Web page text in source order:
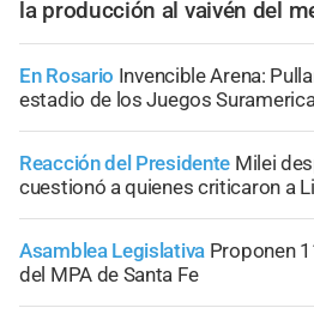
la producción al vaivén del
En Rosario Invencible Arena:
estadio de los Juegos
Reacción del Presidente Milei
cuestionó a quienes criticaron a
Asamblea Legislativa Proponen
del MPA de Santa Fe